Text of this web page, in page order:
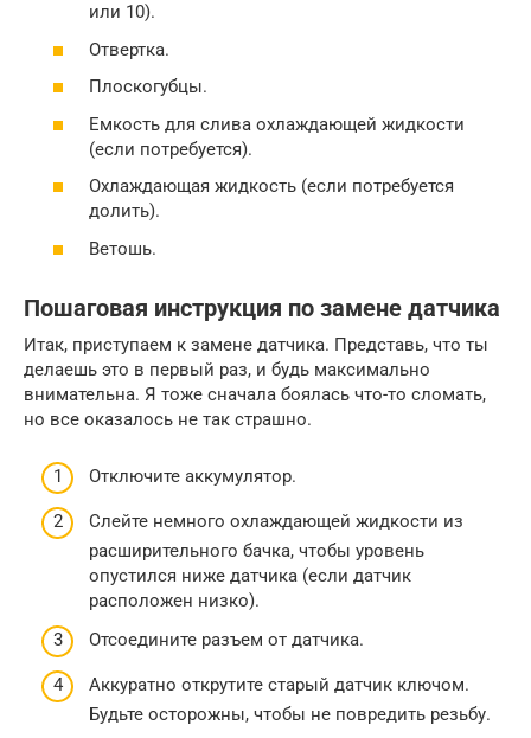
или 10).
Отвертка.
Плоскогубцы.
Емкость для слива охлаждающей жидкости
(если потребуется).
Охлаждающая жидкость (если потребуется
долить).
Ветошь.
Пошаговая инструкция по замене датчика
Итак, приступаем к замене датчика. Представь, что ты
делаешь это в первый раз, и будь максимально
внимательна. Я тоже сначала боялась что-то сломать,
но все оказалось не так страшно.
Отключите аккумулятор.
Слейте немного охлаждающей жидкости из
расширительного бачка, чтобы уровень
опустился ниже датчика (если датчик
расположен низко).
Отсоедините разъем от датчика.
Аккуратно открутите старый датчик ключом.
Будьте осторожны, чтобы не повредить резьбу.